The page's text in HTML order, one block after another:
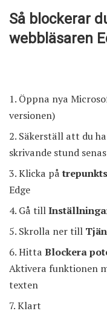
Så blockerar
webbläsaren
Öppna nya
versionen)
Säkerställ att du
skrivande stund
Klicka på
Edge
Gå till
Skrolla ner till
Hitta Blockera
Aktivera funktionen
texten
Klart